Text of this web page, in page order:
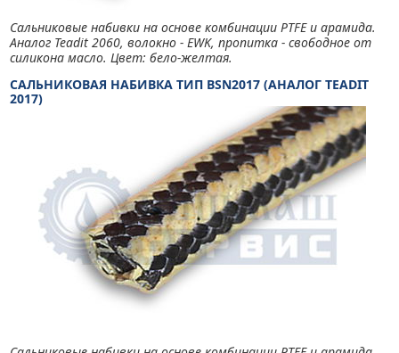
Сальниковые набивки на основе комбинации PTFE и арамида.
Аналог Teadit 2060, волокно - EWK, пропитка - свободное от
силикона масло. Цвет: бело-желтая.
САЛЬНИКОВАЯ НАБИВКА ТИП BSN2017 (АНАЛОГ TEADIT
2017)